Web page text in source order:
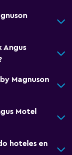
Angus
Magnuson
Motel
hoteles en